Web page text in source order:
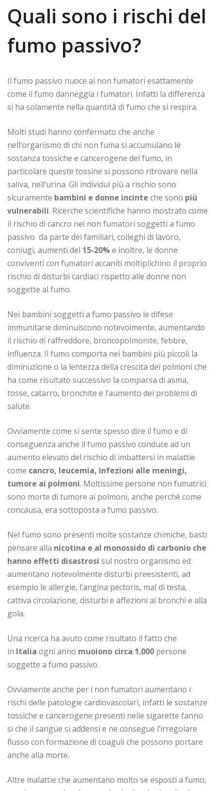
Quali sono i rischi del
fumo passivo?
Il fumo passivo nuoce ai non fumatori esattamente
come il fumo danneggia i fumatori. Infatti la differenza
si ha solamente nella quantità di fumo che si respira.
Molti studi hanno confermato che anche
nell’organismo di chi non fuma si accumulano le
sostanza tossiche e cancerogene del fumo, in
particolare queste tossine si possono ritrovare nella
saliva, nell’urina. Gli individui più a rischio sono
sicuramente bambini e donne incinte che sono più
vulnerabili. Ricerche scientifiche hanno mostrato come
il rischio di cancro nei non fumatori soggetti a fumo
passivo da parte dei familiari, colleghi di lavoro,
coniugi, aumenti del 15-20%e inoltre, le donne
conviventi con fumatori accaniti moltiplichino il proprio
rischio di disturbi cardiaci rispetto alle donne non
soggette al fumo.
Nei bambini soggetti a fumo passivo le difese
immunitarie diminuiscono notevolmente, aumentando
il rischio di raffreddore, broncopolmonite, febbre,
influenza. Il fumo comporta nei bambini più piccoli la
diminuzione o la lentezza della crescita dei polmoni che
ha come risultato successivo la comparsa di asma,
tosse, catarro, bronchite e l’aumento dei problemi di
salute.
Ovviamente come si sente spesso dire il fumo e di
conseguenza anche il fumo passivo conduce ad un
aumento elevato del rischio di imbattersi in malattie
come cancro, leucemia, infezioni alle meningi,
tumore ai polmoni. Moltissime persone non fumatrici
sono morte di tumore ai polmoni, anche perché come
concausa, era sottoposta a fumo passivo.
Nel fumo sono presenti molte sostanze chimiche, basti
pensare alla nicotina e al monossido di carbonio che
hanno effetti disastrosi sul nostro organismo ed
aumentano notevolmente disturbi preesistenti, ad
esempio le allergie, l’angina pectoris, mal di testa,
cattiva circolazione, disturbi e affezioni ai bronchi e alla
gola.
Una ricerca ha avuto come risultato il fatto che
in Italia ogni anno muoiono circa 1.000 persone
soggette a fumo passivo.
Ovviamente anche per i non fumatori aumentano i
rischi delle patologie cardiovascolari, infatti le sostanze
tossiche e cancerogene presenti nelle sigarette fanno
si che il sangue si addensi e ne consegue l’irregolare
flusso con formazione di coaguli che possono portare
anche alla morte.
Altre malattie che aumentano molto se esposti a fumo,